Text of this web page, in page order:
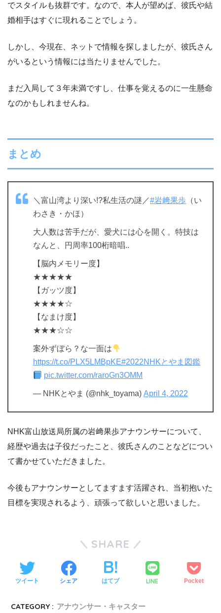
でスタイルも抜群です。なので、本人が望めば、彼氏や結
婚相手はすぐに現れることでしょう。
しかし、今現在、ネットで情報を探しましたが、彼氏さん
がいるという情報には当たりませんでした。
まだ入局して３年未満ですし、仕事を覚えるのに一生懸命
なのかもしれませんね。
まとめ
＼富山湾より深い!?私生活の謎／#岩﨑果歩 （い
わさき・かほ）
大人数は苦手だが、愛犬には心を開く。特技は
なんと、円周率100桁暗唱..
【脳内メモリー度】
★★★★★
【ガッツ度】
★★★★☆
【なまけ度】
★★★☆☆
案外ずぼら？な一面は
https://t.co/PLX5LMBpKE#2022NHKとやま図鑑
pic.twitter.com/raroGn3OMM
— NHKとやま (@nhk_toyama) April 4, 2022
NHK富山放送局所属の岩﨑果歩アナウンサーについて、
経歴や過去は子役だったこと、彼氏さんのことなどについ
て書かせていただきました。
今後もアナウンサーとしてますます活躍され、当初抱いた
目標を実現されるよう、頑張って欲しいと思いました。
SHARE
ツイート シェア はてブ LINE Pocket
CATEGORY : アナウンサー・キャスター